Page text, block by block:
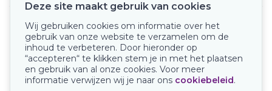
Onze keurmerken
Deze site maakt gebruik van cookies
Wij gebruiken cookies om informatie over het
gebruik van onze website te verzamelen om de
inhoud te verbeteren. Door hieronder op
“accepteren“ te klikken stem je in met het plaatsen
en gebruik van al onze cookies. Voor meer
informatie verwijzen wij je naar ons cookiebeleid.